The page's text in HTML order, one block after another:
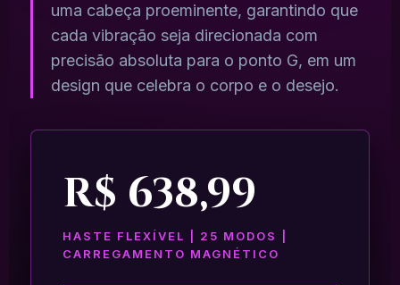
uma cabeça proeminente, garantindo que
cada vibração seja direcionada com
precisão absoluta para o ponto G, em um
design que celebra o corpo e o desejo.
R$ 638,99
HASTE FLEXÍVEL | 25 MODOS |
CARREGAMENTO MAGNÉTICO